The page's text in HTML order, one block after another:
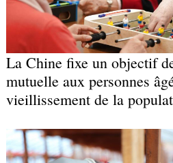
La Chine fixe un objectif
mutuelle aux personnes
vieillissement de la